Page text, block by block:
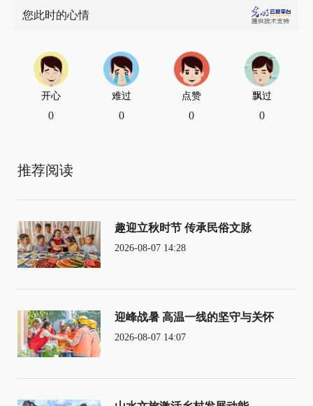
您此时的心情
开心
0
难过
0
点赞
0
飘过
0
推荐阅读
趣迎立秋时节 传承民俗文脉
2026-08-07 14:28
迎峰战暑 高温一线的坚守与关怀
2026-08-07 14:07